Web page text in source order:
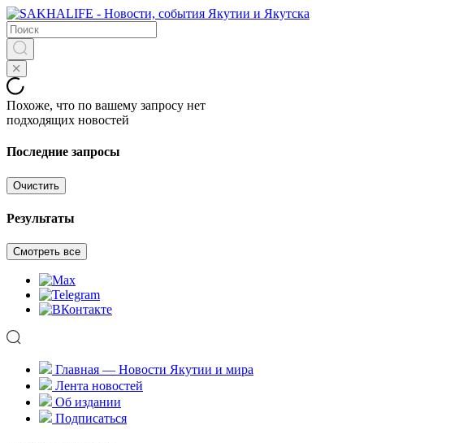
Похоже, что по вашему запросу нет
подходящих новостей
Последние запросы
Очистить
Результаты
Смотреть все
Главная — Новости Якутии и мира
Лента новостей
Об издании
Подписаться